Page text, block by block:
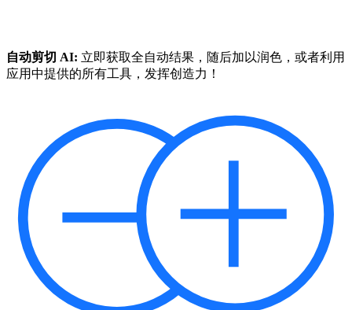
自动剪切 AI: 立即获取全自动结果，随后加以润色，或者利用
应用中提供的所有工具，发挥创造力！